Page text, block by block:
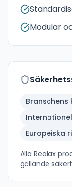
Modulär
Branschens
Europeiska
Alla Realax
gällande